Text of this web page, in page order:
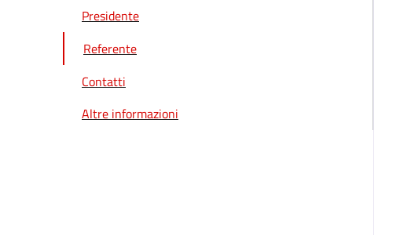
Presidente
Referente
Contatti
Altre informazioni